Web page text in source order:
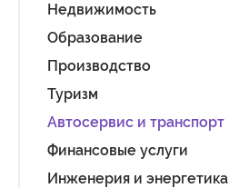
Недвижимость
Образование
Производство
Туризм
Автосервис и транспорт
Финансовые услуги
Инженерия и энергетика